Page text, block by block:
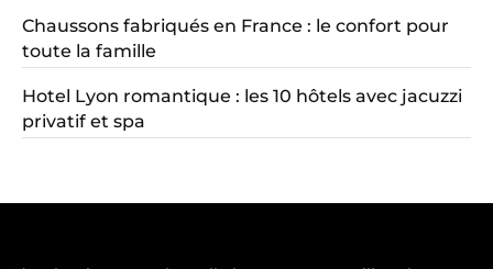
Chaussons fabriqués en France : le confort pour
toute la famille
Hotel Lyon romantique : les 10 hôtels avec jacuzzi
privatif et spa